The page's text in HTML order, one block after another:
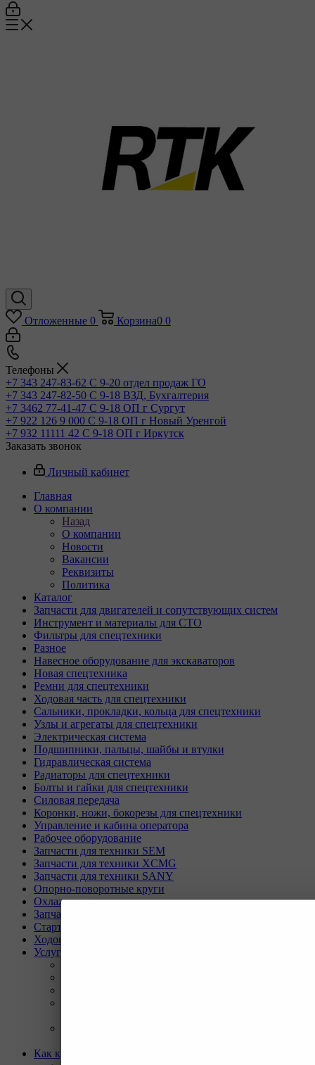
Отложенные 0 Корзина0 0
Телефоны
+7 343 247-83-62 С 9-20 отдел продаж ГО
+7 343 247-82-50 С 9-18 ВЗД, Бухгалтерия
+7 3462 77-41-47 С 9-18 ОП г Сургут
+7 922 126 9 000 С 9-18 ОП г Новый Уренгой
+7 932 11111 42 С 9-18 ОП г Иркутск
Заказать звонок
Личный кабинет
Главная
О компании
Назад
О компании
Новости
Вакансии
Реквизиты
Политика
Каталог
Запчасти для двигателей и сопутствующих систем
Инструмент и материалы для СТО
Фильтры для спецтехники
Разное
Навесное оборудование для экскаваторов
Новая спецтехника
Ремни для спецтехники
Ходовая часть для спецтехники
Сальники, прокладки, кольца для спецтехники
Узлы и агрегаты для спецтехники
Электрическая система
Подшипники, пальцы, шайбы и втулки
Гидравлическая система
Радиаторы для спецтехники
Болты и гайки для спецтехники
Силовая передача
Коронки, ножи, бокорезы для спецтехники
Управление и кабина оператора
Рабочее оборудование
Запчасти для техники SEM
Запчасти для техники XCMG
Запчасти для техники SANY
Опорно-поворотные круги
Охлаждающая система
Запчасти для буровых станков KAISHAN
Стартеры и генераторы разное
Ходовая часть для Liebherr
Услуги
Как купить